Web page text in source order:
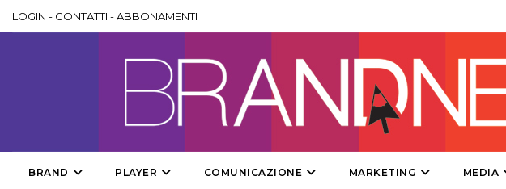
DESIGN
LOGIN - CONTATTI -ABBONAMENTI
BRAND PLAYER COMUNICAZIONE MARKETING MEDIA